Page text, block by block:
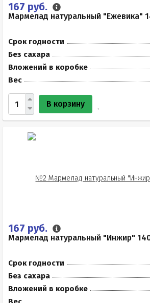
167 руб.
Мармелад натуральный "Ежевика"
Срок годности
Без сахара
Вложений в коробке
Вес
В корзину
167 руб.
Мармелад натуральный "Инжир"
Срок годности
Без сахара
Вложений в коробке